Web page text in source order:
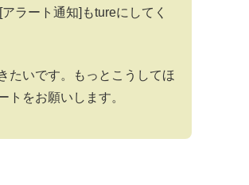
ラート通知]もtureにしてく
たいです。もっとこうしてほ
トをお願いします。